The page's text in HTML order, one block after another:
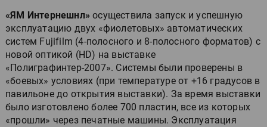
«ЯМ Интернешнл» осуществила запуск и успешную
эксплуатацию двух «фиолетовых» автоматических
систем Fujifilm (4-полосного и 8-полосного форматов) с
новой оптикой (HD) на выставке
«Полиграфинтер-2007». Системы были проверены в
«боевых» условиях (при температуре от +16 градусов в
павильоне до открытия выставки). За время выставки
было изготовлено более 700 пластин, все из которых
«прошли» через печатные машины. Эксплуатация